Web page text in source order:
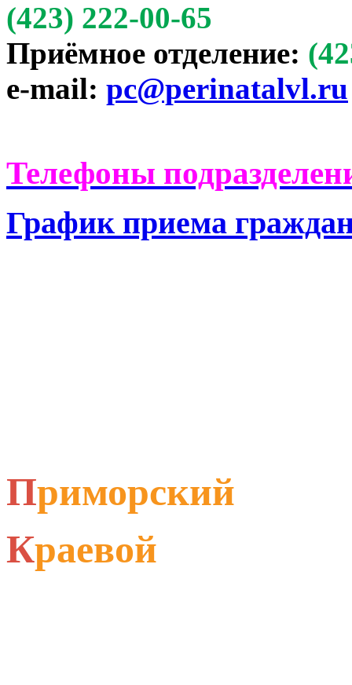
(423) 222-00-65
Приёмное отделение:
e-mail: pc@perinatalvl.ru
Телефоны
График приема
Приморский
Краевой